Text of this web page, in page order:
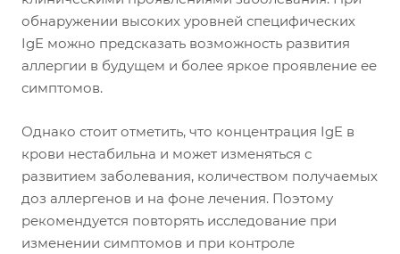
обнаружении высоких уровней специфических
IgE можно предсказать возможность развития
аллергии в будущем и более яркое проявление ее
симптомов.
Однако стоит отметить, что концентрация IgE в
крови нестабильна и может изменяться с
развитием заболевания, количеством получаемых
доз аллергенов и на фоне лечения. Поэтому
рекомендуется повторять исследование при
изменении симптомов и при контроле